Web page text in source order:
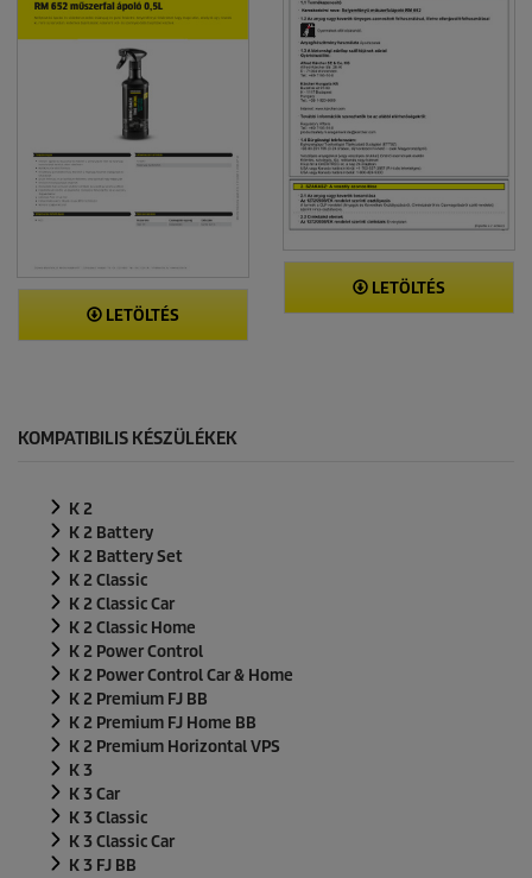
LETÖLTÉS
LETÖLTÉS
KOMPATIBILIS KÉSZÜLÉKEK
K 2
K 2 Battery
K 2 Battery Set
K 2 Classic
K 2 Classic Car
K 2 Classic Home
K 2 Power Control
K 2 Power Control Car & Home
K 2 Premium FJ BB
K 2 Premium FJ Home BB
K 2 Premium Horizontal VPS
K 3
K 3 Car
K 3 Classic
K 3 Classic Car
K 3 FJ BB